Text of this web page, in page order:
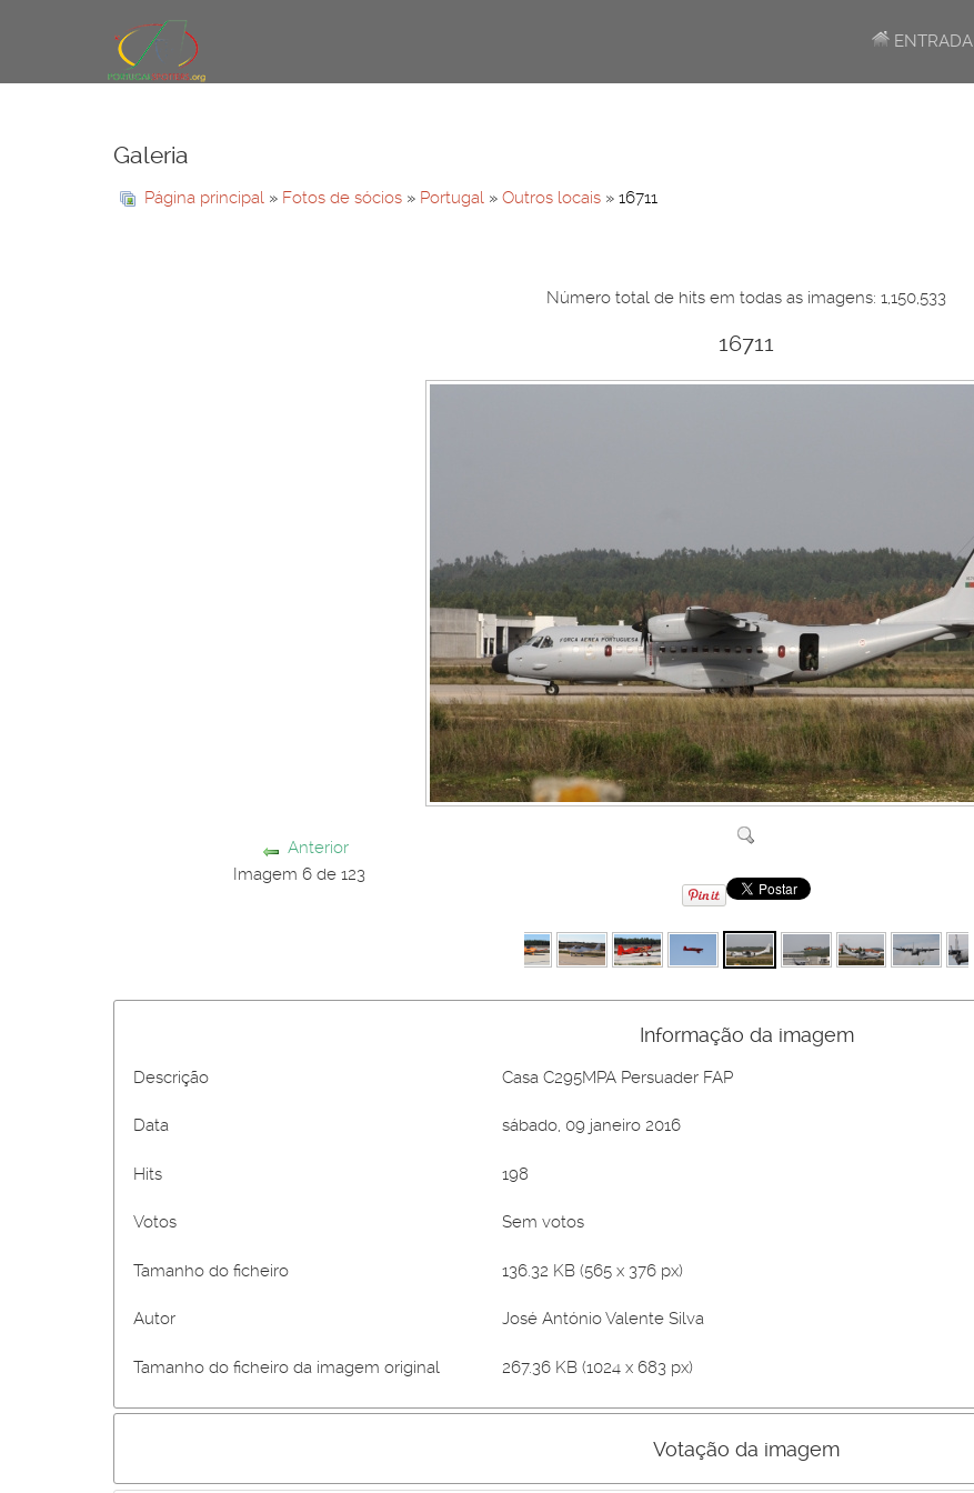
ENTRADA
Galeria
Página principal » Fotos de sócios » Portugal » Outros locais » 16711
Número total de hits em todas as imagens: 1,150,533
16711
Anterior
Imagem 6 de 123
Informação da imagem
Descrição Casa C295MPA Persuader FAP
Data sábado, 09 janeiro 2016
Hits 198
Votos Sem votos
Tamanho do ficheiro 136.32 KB (565 x 376 px)
Autor José António Valente Silva
Tamanho do ficheiro da imagem original 267.36 KB (1024 x 683 px)
Votação da imagem